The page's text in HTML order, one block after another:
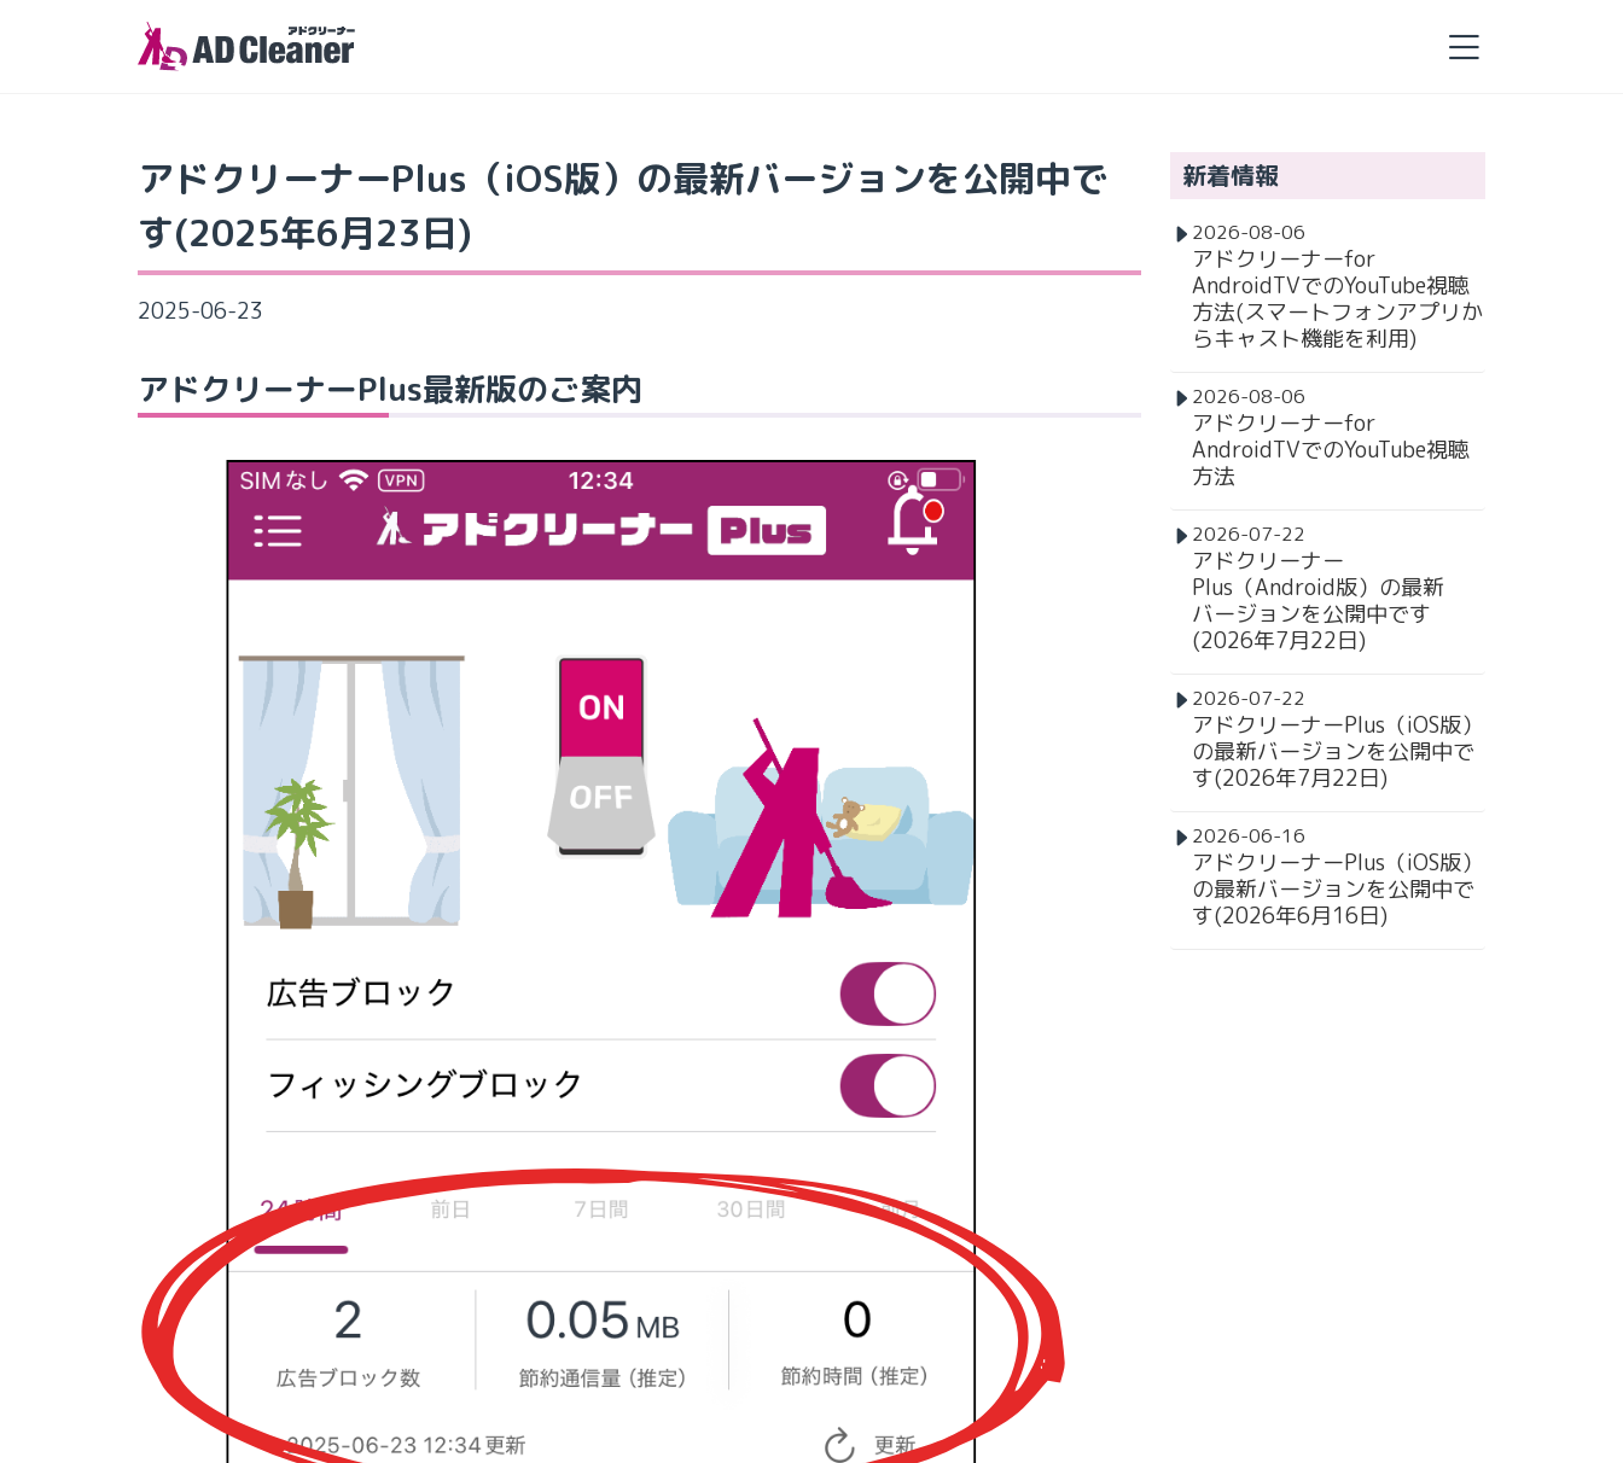
アドクリーナーPlus（iOS版）の最新バージョンを公開中で
す(2025年6月23日)
2025-06-23
アドクリーナーPlus最新版のご案内
新着情報
2026-08-06
アドクリーナーfor
AndroidTVでのYouTube視聴
方法(スマートフォンアプリか
らキャスト機能を利用)
2026-08-06
アドクリーナーfor
AndroidTVでのYouTube視聴
方法
2026-07-22
アドクリーナー
Plus（Android版）の最新
バージョンを公開中です
(2026年7月22日)
2026-07-22
アドクリーナーPlus（iOS版）
の最新バージョンを公開中で
す(2026年7月22日)
2026-06-16
アドクリーナーPlus（iOS版）
の最新バージョンを公開中で
す(2026年6月16日)